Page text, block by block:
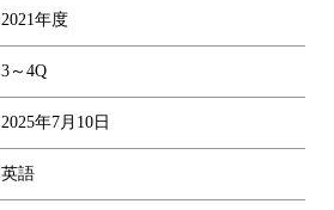
2021年度
3～4Q
2025年7月10日
英語